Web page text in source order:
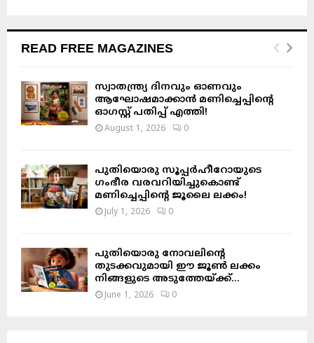
READ FREE MAGAZINES
സ്വാതന്ത്ര്യ ദിനവും ഓണവും
ആഘോഷമാക്കാൻ മണിച്ചെപ്പിന്റെ
ഓഗസ്റ്റ് പതിപ്പ് എത്തി!
August 1, 2026 0
പുതിയൊരു സൂപ്പർഹീറോയുടെ
ഗംഭീര വരവറിയിച്ചുകൊണ്ട്
മണിച്ചെപ്പിന്റെ ജൂലൈ ലക്കം!
July 1, 2026 0
പുതിയൊരു നോവലിന്റെ
തുടക്കവുമായി ഈ ജൂൺ ലക്കം
നിങ്ങളുടെ അടുത്തേയ്ക്ക്…
June 1, 2026 0